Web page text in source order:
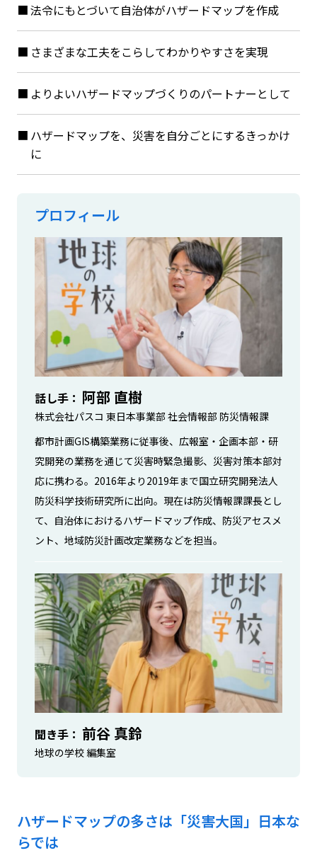
法令にもとづいて自治体がハザードマップを作成
さまざまな工夫をこらしてわかりやすさを実現
よりよいハザードマップづくりのパートナーとして
ハザードマップを、災害を自分ごとにするきっかけ
に
プロフィール
話し手 阿部 直樹
株式会社パスコ 東日本事業部 社会情報部 防災情報課
都市計画GIS構築業務に従事後、広報室・企画本部・研
究開発の業務を通じて災害時緊急撮影、災害対策本部対
応に携わる。2016年より2019年まで国立研究開発法人
防災科学技術研究所に出向。現在は防災情報課課長とし
て、自治体におけるハザードマップ作成、防災アセスメ
ント、地域防災計画改定業務などを担当。
聞き手 前谷 真鈴
地球の学校 編集室
ハザードマップの多さは「災害大国」日本な
らでは